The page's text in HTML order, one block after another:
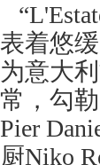
表着悠
为意大
常，勾
Pier
厨Niko